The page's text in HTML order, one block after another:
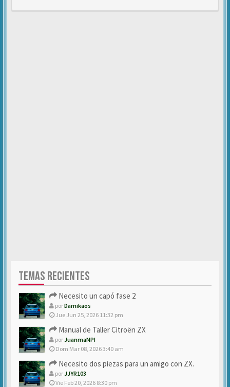
TEMAS RECIENTES
Necesito un capó fase 2
porDamikaos
Jue Jun 25, 2026 11:32 pm
Manual de Taller Citroën ZX
porJuanmaNPI
Dom Mar 08, 2026 3:40 am
Necesito dos piezas para un amigo con ZX.
porJJYR103
Vie Feb 20, 2026 8:30 pm